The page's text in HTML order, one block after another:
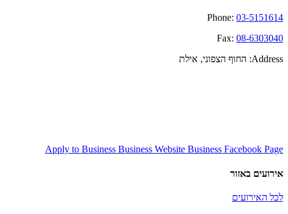
Phone: 03-5151614
Fax: 08-6303040
Address: החוף הצפוני, אילת
Apply to Business Business Website Business Facebook Page
אירועים באזור
לכל האירועים